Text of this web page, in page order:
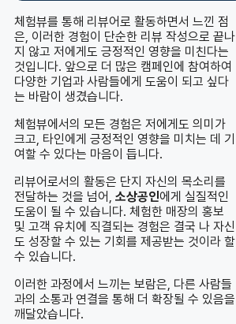
체험뷰를 통해 리뷰어로 활동하면서 느낀 점
은, 이러한 경험이 단순한 리뷰 작성으로 끝나
지 않고 저에게도 긍정적인 영향을 미친다는
것입니다. 앞으로 더 많은 캠페인에 참여하여
다양한 기업과 사람들에게 도움이 되고 싶다
는 바람이 생겼습니다.
체험뷰에서의 모든 경험은 저에게도 의미가
크고, 타인에게 긍정적인 영향을 미치는 데 기
여할 수 있다는 마음이 듭니다.
리뷰어로서의 활동은 단지 자신의 목소리를
전달하는 것을 넘어, 소상공인에게 실질적인
도움이 될 수 있습니다. 체험한 매장의 홍보
및 고객 유치에 직결되는 경험은 결국 나 자신
도 성장할 수 있는 기회를 제공받는 것이라 할
수 있습니다.
이러한 과정에서 느끼는 보람은, 다른 사람들
과의 소통과 연결을 통해 더 확장될 수 있음을
깨달았습니다.